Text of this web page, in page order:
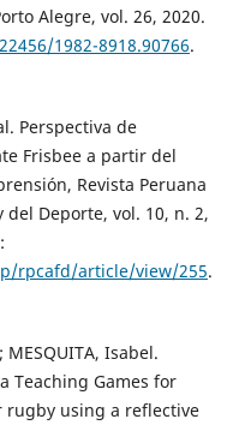
Alegre, vol. 26, 2020.
1982-8918.90766.
Perspectiva de
Frisbee a partir del
Revista Peruana
del Deporte, vol. 10, n. 2,
rpcafd/article/view/255.
MESQUITA, Isabel.
Teaching Games for
using a reflective